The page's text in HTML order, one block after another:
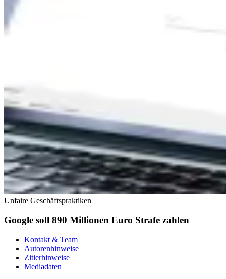
Unfaire Geschäftspraktiken
Google soll 890 Millionen Euro Strafe zahlen
Kontakt & Team
Autorenhinweise
Zitierhinweise
Mediadaten